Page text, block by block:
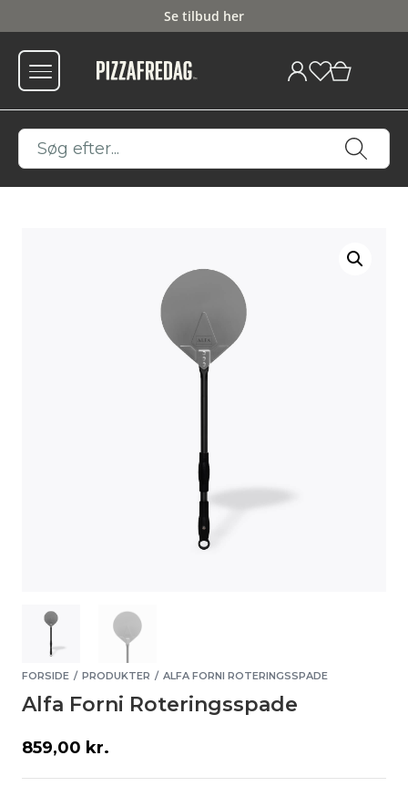
Se tilbud her
FORSIDE / PRODUKTER / ALFA FORNI ROTERINGSSPADE
Alfa Forni Roteringsspade
859,00 kr.